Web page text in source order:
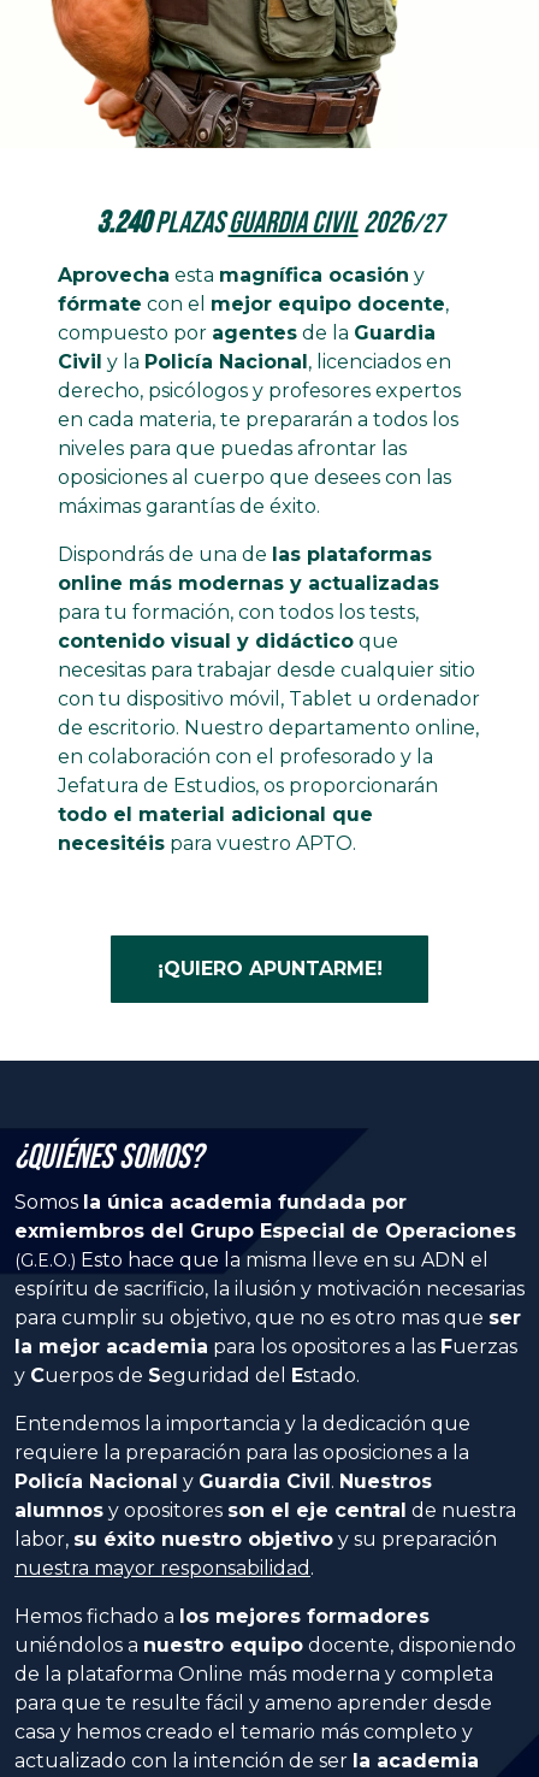
3.240plazasGuardia Civil2026/27
Aprovecha esta magnífica ocasión y
fórmate con el mejor equipo docente,
compuesto por agentes de la Guardia
Civil y la Policía Nacional , licenciados en
derecho, psicólogos y profesores expertos
en cada materia, te prepararán a todos los
niveles para que puedas afrontar las
oposiciones al cuerpo que desees con las
máximas garantías de éxito.
Dispondrás de una de las plataformas
online más modernas y actualizadas
para tu formación, con todos los tests,
contenido visual y didáctico que
necesitas para trabajar desde cualquier sitio
con tu dispositivo móvil, Tablet u ordenador
de escritorio. Nuestro departamento online,
en colaboración con el profesorado y la
Jefatura de Estudios, os proporcionarán
todo el material adicional que
necesitéis para vuestro APTO.
¡QUIERO APUNTARME!
¿Quiénes Somos?
Somos la única academia fundada por
exmiembros del Grupo Especial de Operaciones
(G.E.O.) Esto hace que la misma lleve en su ADN el
espíritu de sacrificio, la ilusión y motivación necesarias
para cumplir su objetivo, que no es otro mas que ser
la mejor academia para los opositores a las
Fuerzas
y
Cuerpos de Seguridad del Estado.
Entendemos la importancia y la dedicación que
requiere la preparación para las oposiciones a la
Policía Nacional y Guardia Civil . Nuestros
alumnos y opositores son el eje central de nuestra
labor, su éxito nuestro objetivo y su preparación
nuestra mayor responsabilidad .
Hemos fichado a los mejores formadores
uniéndolos a nuestro equipo docente, disponiendo
de la plataforma Online más moderna y completa
para que te resulte fácil y ameno aprender desde
casa y hemos creado el temario más completo y
actualizado con la intención de ser la academia